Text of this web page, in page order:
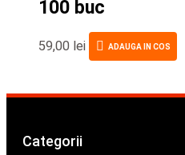
100 buc
59,00 lei ADAUGA IN COS
Categorii